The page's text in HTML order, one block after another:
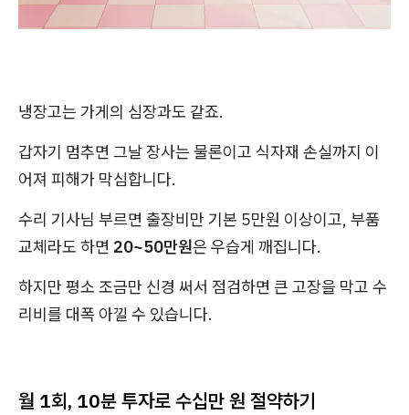
냉장고는 가게의 심장과도 같죠.
갑자기 멈추면 그날 장사는 물론이고 식자재 손실까지 이
어져 피해가 막심합니다.
수리 기사님 부르면 출장비만 기본 5만원 이상이고, 부품
교체라도 하면 20~50만원은 우습게 깨집니다.
하지만 평소 조금만 신경 써서 점검하면 큰 고장을 막고 수
리비를 대폭 아낄 수 있습니다.
월 1회, 10분 투자로 수십만 원 절약하기